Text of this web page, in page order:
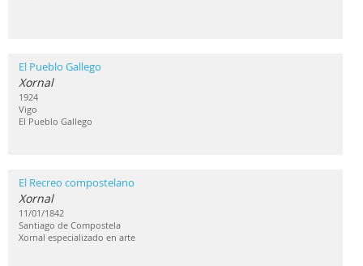
El Pueblo Gallego
Xornal
1924
Vigo
El Pueblo Gallego
El Recreo compostelano
Xornal
11/01/1842
Santiago de Compostela
Xornal especializado en arte